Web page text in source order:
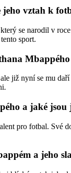
vztah k
se narodil v
sport.
již nyní se mu
a jaké
pro fotbal. Své
a jeho